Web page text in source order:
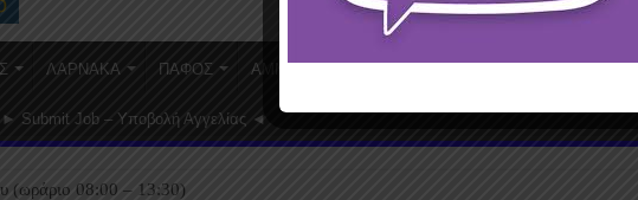
ΛΑΡΝΑΚΑ ΠΑΦΟΣ ΑΜΜΟΧΩΣΤΟΣ
► Submit Job – Υποβολή Αγγελίας ◄
(ωράριο 08:00 – 13:30)